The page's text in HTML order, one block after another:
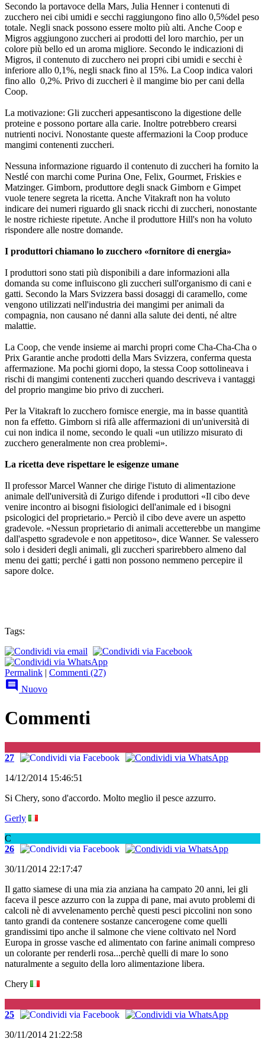
Secondo la portavoce della Mars, Julia Henner i contenuti di
zucchero nei cibi umidi e secchi raggiungono fino allo 0,5%del peso
totale. Negli snack possono essere molto più alti. Anche Coop e
Migros aggiungono zuccheri ai prodotti del loro marchio, per un
colore più bello ed un aroma migliore. Secondo le indicazioni di
Migros, il contenuto di zucchero nei propri cibi umidi e secchi è
inferiore allo 0,1%, negli snack fino al 15%. La Coop indica valori
fino allo 0,2%. Privo di zuccheri è il mangime bio per cani della
Coop.
La motivazione: Gli zuccheri appesantiscono la digestione delle
proteine e possono portare alla carie. Inoltre potrebbero crearsi
nutrienti nocivi. Nonostante queste affermazioni la Coop produce
mangimi contenenti zuccheri.
Nessuna informazione riguardo il contenuto di zuccheri ha fornito la
Nestlé con marchi come Purina One, Felix, Gourmet, Friskies e
Matzinger. Gimborn, produttore degli snack Gimborn e Gimpet
vuole tenere segreta la ricetta. Anche Vitakraft non ha voluto
indicare dei numeri riguardo gli snack ricchi di zuccheri, nonostante
le nostre richieste ripetute. Anche il produttore Hill's non ha voluto
rispondere alle nostre domande.
I produttori chiamano lo zucchero «fornitore di energia»
I produttori sono stati più disponibili a dare informazioni alla
domanda su come influiscono gli zuccheri sull'organismo di cani e
gatti. Secondo la Mars Svizzera bassi dosaggi di caramello, come
vengono utilizzati nell'industria dei mangimi per animali da
compagnia, non causano né danni alla salute dei denti, né altre
malattie.
La Coop, che vende insieme ai marchi propri come Cha-Cha-Cha o
Prix Garantie anche prodotti della Mars Svizzera, conferma questa
affermazione. Ma pochi giorni dopo, la stessa Coop sottolineava i
rischi di mangimi contenenti zuccheri quando descriveva i vantaggi
del proprio mangime bio privo di zuccheri.
Per la Vitakraft lo zucchero fornisce energie, ma in basse quantità
non fa effetto. Gimborn si rifà alle affermazioni di un'università di
cui non indica il nome, secondo le quali «un utilizzo misurato di
zucchero generalmente non crea problemi».
La ricetta deve rispettare le esigenze umane
Il professor Marcel Wanner che dirige l'istuto di alimentazione
animale dell'università di Zurigo difende i produttori «Il cibo deve
venire incontro ai bisogni fisiologici dell'animale ed i bisogni
psicologici del proprietario.» Perciò il cibo deve avere un aspetto
gradevole. «Nessun proprietario di animali accetterebbe un mangime
dall'aspetto sgradevole e non appetitoso», dice Wanner. Se valessero
solo i desideri degli animali, gli zuccheri sparirebbero almeno dal
menu dei gatti; perché i gatti non possono nemmeno percepire il
sapore dolce.
Tags:
Permalink | Commenti (27)
 Nuovo
Commenti
27
14/12/2014 15:46:51
Si Chery, sono d'accordo. Molto meglio il pesce azzurro.
Gerly
C
26
30/11/2014 22:17:47
Il gatto siamese di una mia zia anziana ha campato 20 anni, lei gli
faceva il pesce azzurro con la zuppa di pane, mai avuto problemi di
calcoli nè di avvelenamento perchè questi pesci piccolini non sono
tanto grandi da contenere sostanze cancerogene come quelli
grandissimi tipo anche il salmone che viene coltivato nel Nord
Europa in grosse vasche ed alimentato con farine animali compreso
un colorante per renderli rosa...perchè quelli di mare lo sono
naturalmente a seguito della loro alimentazione libera.
Chery
25
30/11/2014 21:22:58